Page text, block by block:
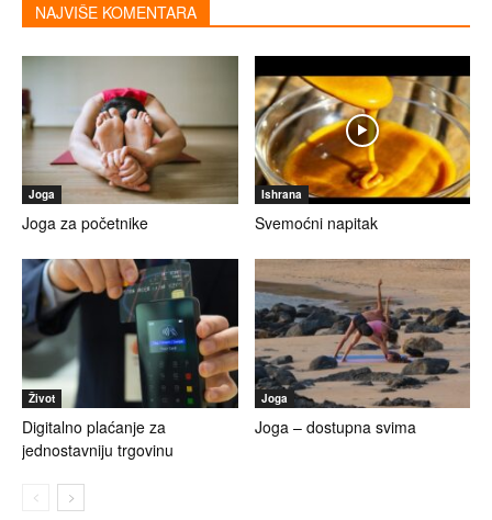
NAJVIŠE KOMENTARA
Joga
Joga za početnike
Ishrana
Svemoćni napitak
Život
Digitalno plaćanje za
jednostavniju trgovinu
Joga
Joga – dostupna svima